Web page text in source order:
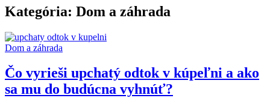
Kategória: Dom a záhrada
Dom a záhrada
Čo vyrieši upchatý odtok v kúpeľni a ako
sa mu do budúcna vyhnúť?